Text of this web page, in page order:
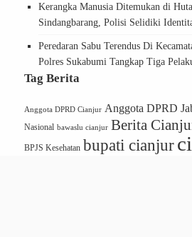
Kerangka Manusia Ditemukan di
Sindangbarang, Polisi Selidiki
Peredaran Sabu Terendus Di
Polres Sukabumi Tangkap Tiga
Tag Berita
Anggota DPRD Cianjur Anggota DPRD
Nasional bawaslu cianjur Berita
BPJS Kesehatan bupati cianjur